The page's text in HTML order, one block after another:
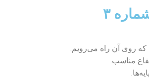
۳
روی آن راه می‌رویم.
مناسب.